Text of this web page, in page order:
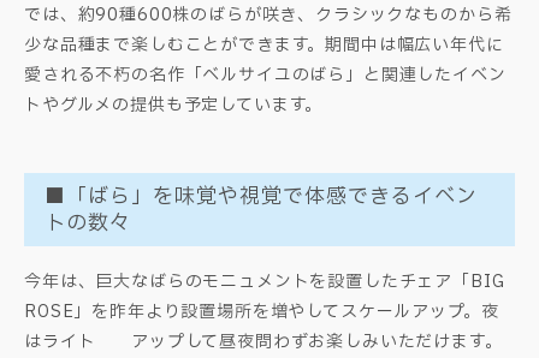
では、約90種600株のばらが咲き、クラシックなものから希
少な品種まで楽しむことができます。期間中は幅広い年代に
愛される不朽の名作「ベルサイユのばら」と関連したイベン
トやグルメの提供も予定しています。
■「ばら」を味覚や視覚で体感できるイベン
トの数々
今年は、巨大なばらのモニュメントを設置したチェア「BIG
ROSE」を昨年より設置場所を増やしてスケールアップ。夜
はライト アップして昼夜問わずお楽しみいただけます。